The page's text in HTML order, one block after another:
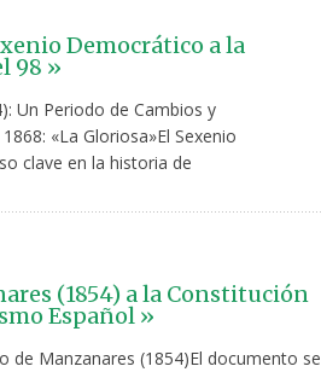
Democrático a la
98 »
Un Periodo de Cambios y
«La Gloriosa»El Sexenio
clave en la historia de
(1854) a la Constitución
Español »
de Manzanares (1854)El documento se